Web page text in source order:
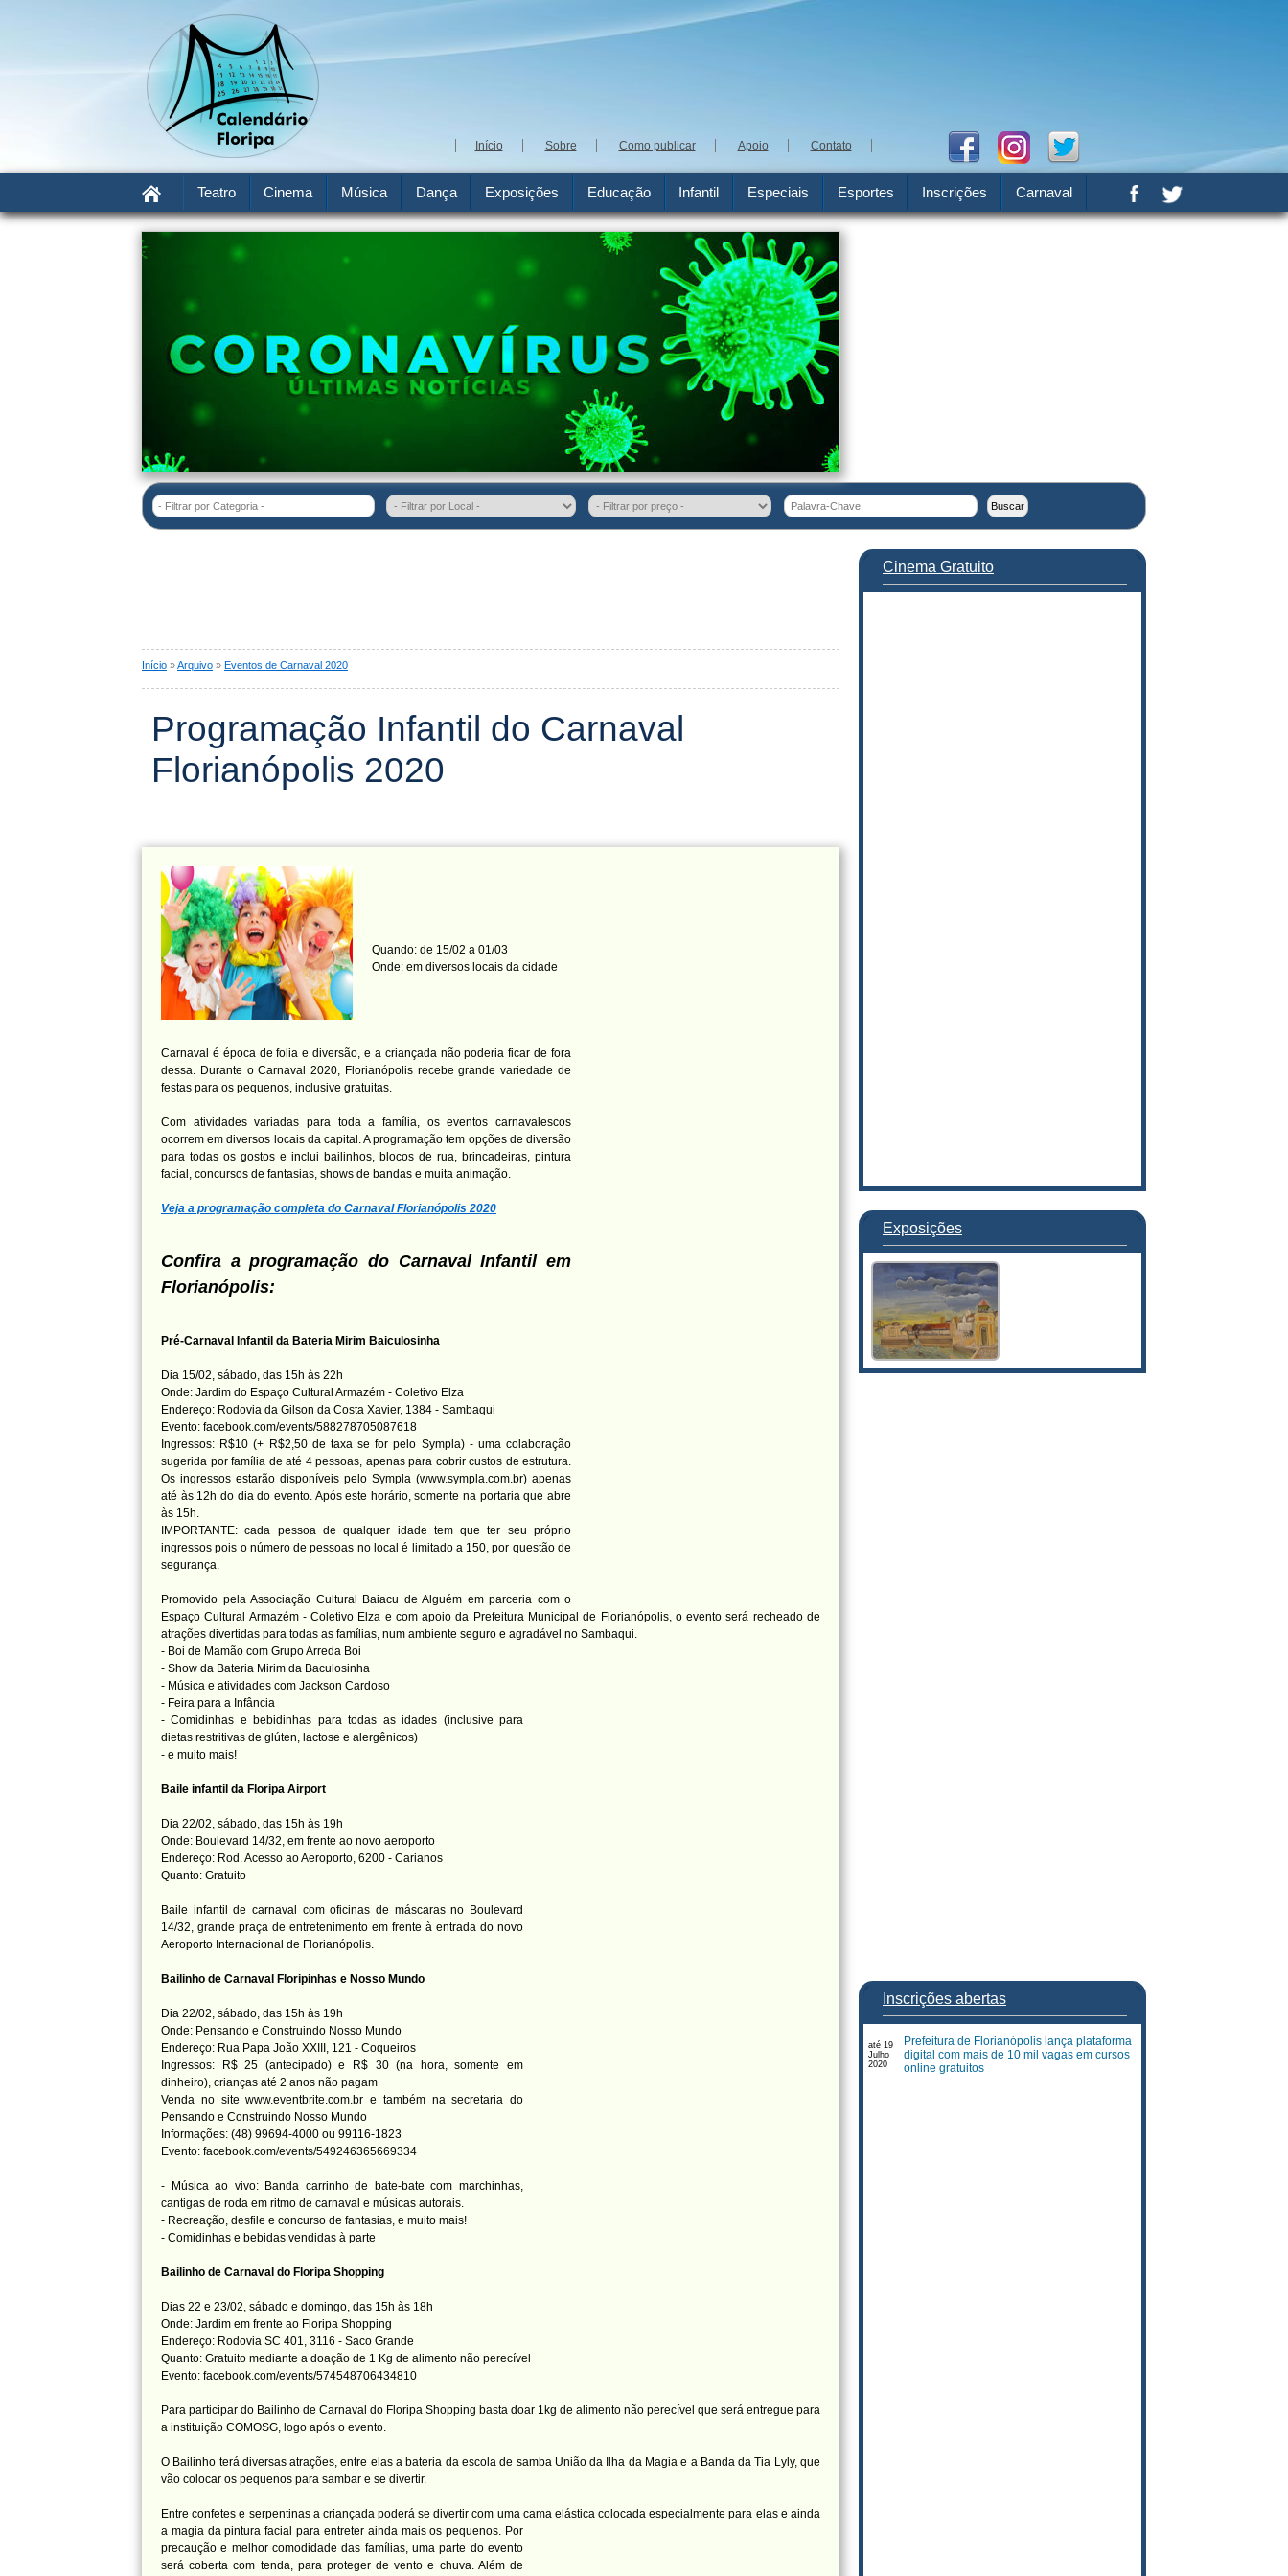
Início Sobre Como publicar Apoio Contato
Teatro Cinema Música Dança Exposições Educação Infantil Especiais Esportes Inscrições Carnaval
- Filtrar por Categoria -
Início »Arquivo » Eventos de Carnaval 2020
Programação Infantil do Carnaval
Florianópolis 2020
Quando: de 15/02 a 01/03
Onde: em diversos locais da cidade
Carnaval é época de folia e diversão, e a criançada não poderia ficar de fora
dessa. Durante o Carnaval 2020, Florianópolis recebe grande variedade de
festas para os pequenos, inclusive gratuitas.
Com atividades variadas para toda a família, os eventos carnavalescos
ocorrem em diversos locais da capital. A programação tem opções de diversão
para todas os gostos e inclui bailinhos, blocos de rua, brincadeiras, pintura
facial, concursos de fantasias, shows de bandas e muita animação.
Veja a programação completa do Carnaval Florianópolis 2020
Confira a programação do Carnaval Infantil em
Florianópolis:
Pré-Carnaval Infantil da Bateria Mirim Baiculosinha
Dia 15/02, sábado, das 15h às 22h
Onde: Jardim do Espaço Cultural Armazém - Coletivo Elza
Endereço: Rodovia da Gilson da Costa Xavier, 1384 - Sambaqui
Evento: facebook.com/events/588278705087618
Ingressos: R$10 (+ R$2,50 de taxa se for pelo Sympla) - uma colaboração
sugerida por família de até 4 pessoas, apenas para cobrir custos de estrutura.
Os ingressos estarão disponíveis pelo Sympla (www.sympla.com.br) apenas
até às 12h do dia do evento. Após este horário, somente na portaria que abre
às 15h.
IMPORTANTE: cada pessoa de qualquer idade tem que ter seu próprio
ingressos pois o número de pessoas no local é limitado a 150, por questão de
segurança.
Promovido pela Associação Cultural Baiacu de Alguém em parceria com o
Espaço Cultural Armazém - Coletivo Elza e com apoio da Prefeitura Municipal de Florianópolis, o evento será recheado de
atrações divertidas para todas as famílias, num ambiente seguro e agradável no Sambaqui.
- Boi de Mamão com Grupo Arreda Boi
- Show da Bateria Mirim da Baculosinha
- Música e atividades com Jackson Cardoso
- Feira para a Infância
- Comidinhas e bebidinhas para todas as idades (inclusive para
dietas restritivas de glúten, lactose e alergênicos)
- e muito mais!
Baile infantil da Floripa Airport
Dia 22/02, sábado, das 15h às 19h
Onde: Boulevard 14/32, em frente ao novo aeroporto
Endereço: Rod. Acesso ao Aeroporto, 6200 - Carianos
Quanto: Gratuito
Baile infantil de carnaval com oficinas de máscaras no Boulevard
14/32, grande praça de entretenimento em frente à entrada do novo
Aeroporto Internacional de Florianópolis.
Bailinho de Carnaval Floripinhas e Nosso Mundo
Dia 22/02, sábado, das 15h às 19h
Onde: Pensando e Construindo Nosso Mundo
Endereço: Rua Papa João XXIII, 121 - Coqueiros
Ingressos: R$ 25 (antecipado) e R$ 30 (na hora, somente em
dinheiro), crianças até 2 anos não pagam
Venda no site www.eventbrite.com.br e também na secretaria do
Pensando e Construindo Nosso Mundo
Informações: (48) 99694-4000 ou 99116-1823
Evento: facebook.com/events/549246365669334
- Música ao vivo: Banda carrinho de bate-bate com marchinhas,
cantigas de roda em ritmo de carnaval e músicas autorais.
- Recreação, desfile e concurso de fantasias, e muito mais!
- Comidinhas e bebidas vendidas à parte
Bailinho de Carnaval do Floripa Shopping
Dias 22 e 23/02, sábado e domingo, das 15h às 18h
Onde: Jardim em frente ao Floripa Shopping
Endereço: Rodovia SC 401, 3116 - Saco Grande
Quanto: Gratuito mediante a doação de 1 Kg de alimento não perecível
Evento: facebook.com/events/574548706434810
Para participar do Bailinho de Carnaval do Floripa Shopping basta doar 1kg de alimento não perecível que será entregue para
a instituição COMOSG, logo após o evento.
O Bailinho terá diversas atrações, entre elas a bateria da escola de samba União da Ilha da Magia e a Banda da Tia Lyly, que
vão colocar os pequenos para sambar e se divertir.
Entre confetes e serpentinas a criançada poderá se divertir com uma cama elástica colocada especialmente para elas e ainda
a magia da pinturafacial para entreter ainda mais os pequenos. Por
precaução e melhor comodidade das famílias, uma parte do evento
será coberta com tenda, para proteger de vento e chuva. Além de
Cinema Gratuito
Exposições
Inscrições abertas
até 19
Julho
2020
Prefeitura de Florianópolis lança plataforma
digital com mais de 10 mil vagas em cursos
online gratuitos